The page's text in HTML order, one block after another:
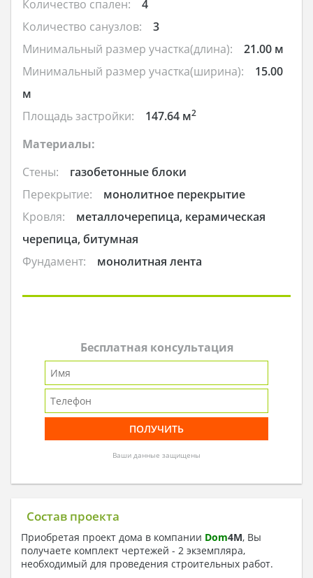
Количество спален:
4
Количество санузлов:
3
Минимальный размер участка(длина):
21.00 м
Минимальный размер участка(ширина):
15.00
м
Площадь застройки:
147.64 м2
Материалы:
Стены:
газобетонные блоки
Перекрытие:
монолитное перекрытие
Кровля:
металлочерепица, керамическая
черепица, битумная
Фундамент:
монолитная лента
Бесплатная консультация
Ваши данные защищены
Состав проекта
Приобретая проект дома в компании Dom4M, Вы
получаете комплект чертежей - 2 экземпляра,
необходимый для проведения строительных работ.